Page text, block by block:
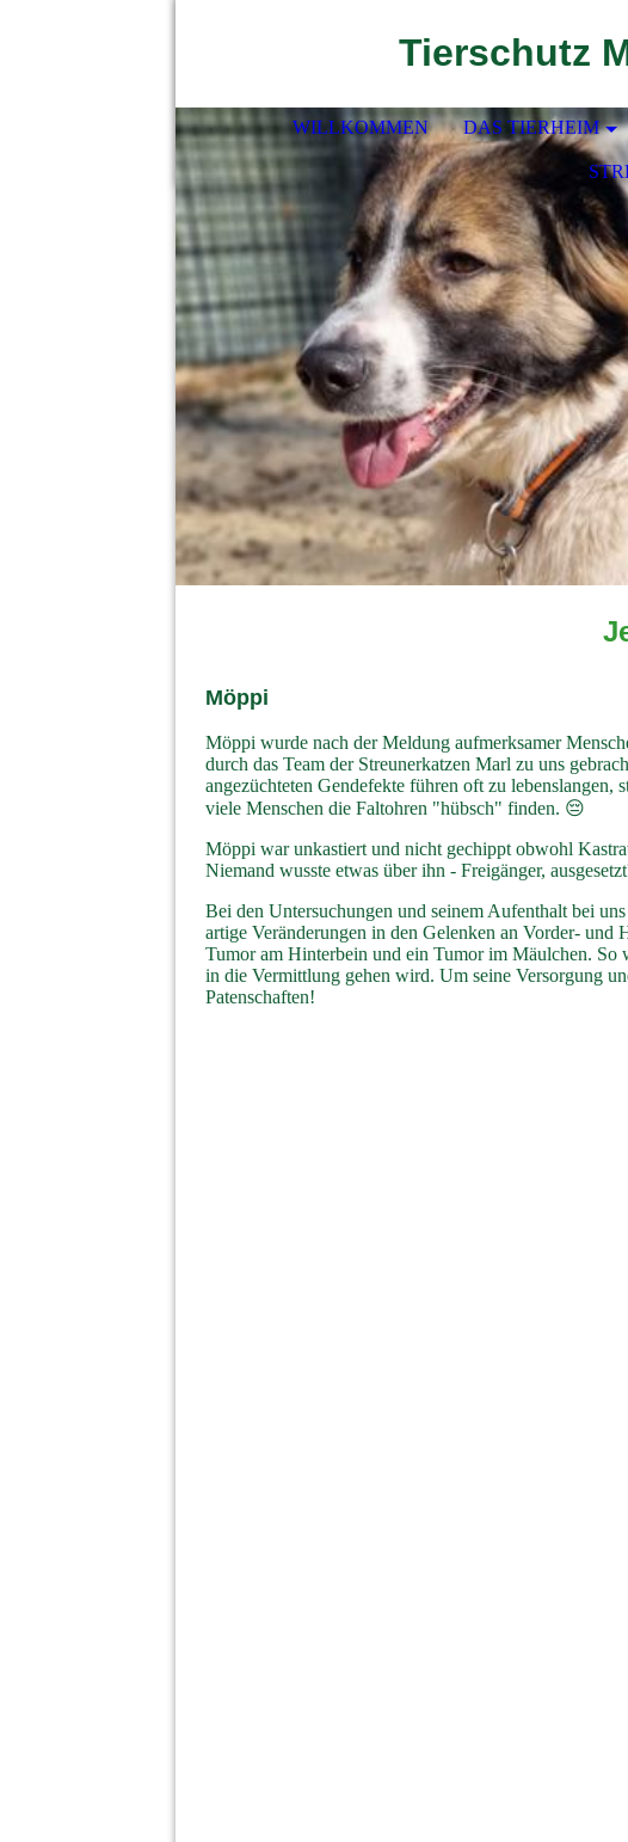
Tierschutz
WILLKOMMEN DAS TIERHEIM
Möppi
Möppi wurde nach der Meldung aufmerksamer
durch das Team der Streunerkatzen Marl zu uns
angezüchteten Gendefekte führen oft zu
viele Menschen die Faltohren "hübsch" finden. 😔
Möppi war unkastiert und nicht gechippt obwohl
Niemand wusste etwas über ihn - Freigänger,
Bei den Untersuchungen und seinem Aufenthalt bei
artige Veränderungen in den Gelenken an Vorder-
Tumor am Hinterbein und ein Tumor im Mäulchen. So
in die Vermittlung gehen wird. Um seine Versorgung
Patenschaften!